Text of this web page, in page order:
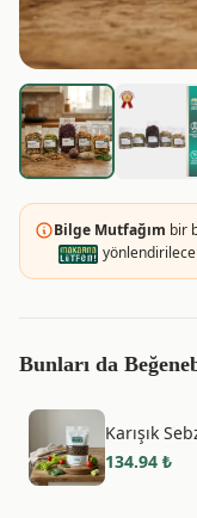
Bilge Mutfağım bir
Bunları da
Karışık
134.94 ₺